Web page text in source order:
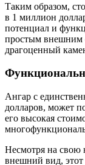
Таким образом,
в 1 миллион
потенциал и
простым внешним
драгоценный
Ангар с
долларов, может
его высокая
Несмотря на
внешний вид, этот